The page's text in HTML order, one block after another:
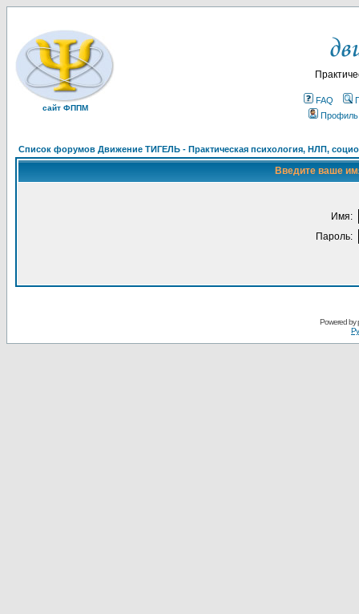
сайт ФППМ
FAQ
Профиль
Список форумов Движение ТИГЕЛЬ - Практическая психология, НЛП,
Введите ваше
Имя:
Пароль:
Powered by